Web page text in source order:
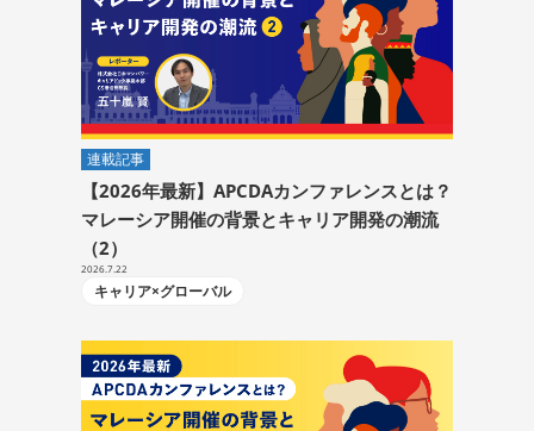
連載記事
【2026年最新】APCDAカンファレンスとは？
マレーシア開催の背景とキャリア開発の潮流
（2）
2026.7.22
キャリア×グローバル